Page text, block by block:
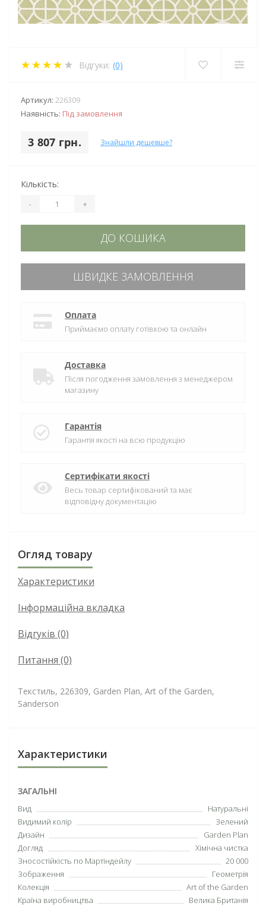
Відгуки: (0)
Артикул: 226309
Наявність: Під замовлення
3 807 грн. Знайшли дешевше?
Кількість:
- +
ДО КОШИКА
ШВИДКЕ ЗАМОВЛЕННЯ
Оплата
Приймаємо оплату готівкою та онлайн
Доставка
Після погодження замовлення з менеджером
магазину
Гарантія
Гарантія якості на всю продукцію
Сертифікати якості
Весь товар сертифікований та має
відповідну документацію
Огляд товару
Характеристики
Інформаційна вкладка
Відгуків (0)
Питання (0)
Текстиль, 226309, Garden Plan, Art of the Garden,
Sanderson
Характеристики
ЗАГАЛЬНІ
Вид
Натуральні
Видимий колір
Зелений
Дизайн
Garden Plan
Догляд
Хімічна чистка
Зносостійкість по Мартіндейлу
20 000
Зображення
Геометрія
Колекція
Art of the Garden
Країна виробництва
Велика Британія